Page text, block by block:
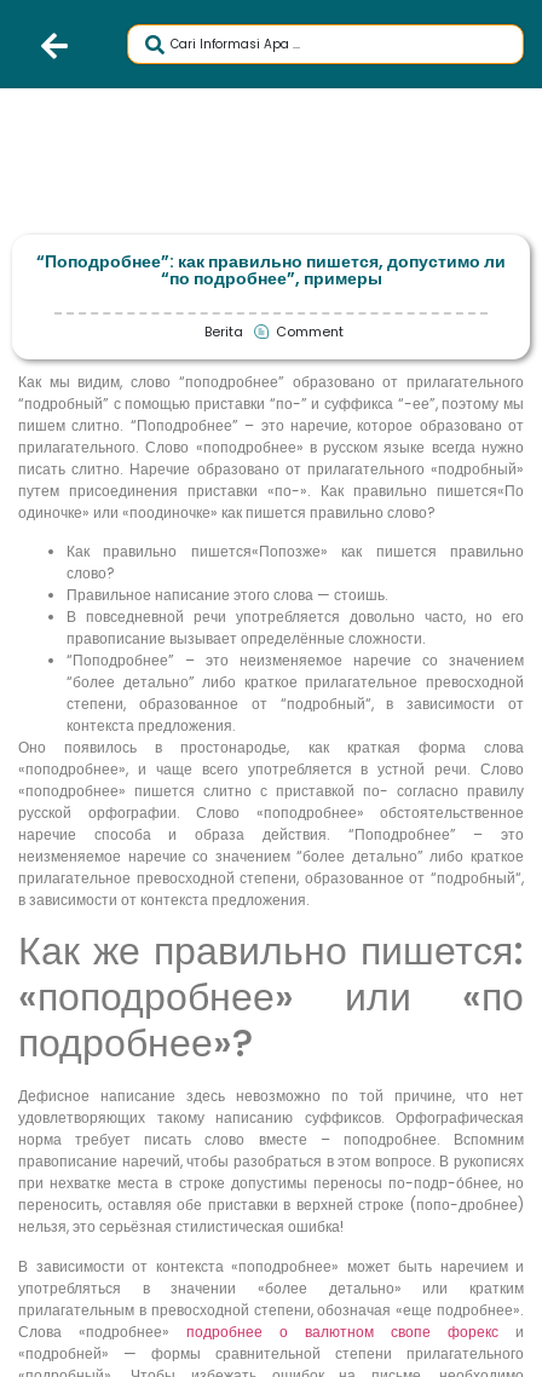
“Поподробнее”: как правильно пишется, допустимо ли
“по подробнее”, примеры
Berita Comment
Как мы видим, слово “поподробнее” образовано от прилагательного
“подробный” с помощью приставки “по-” и суффикса “-ее”, поэтому мы
пишем слитно. “Поподробнее” – это наречие, которое образовано от
прилагательного. Слово «поподробнее» в русском языке всегда нужно
писать слитно. Наречие образовано от прилагательного «подробный»
путем присоединения приставки «по-». Как правильно пишется«По
одиночке» или «поодиночке» как пишется правильно слово?
Как правильно пишется«Попозже» как пишется правильно
слово?
Правильное написание этого слова — стоишь.
В повседневной речи употребляется довольно часто, но его
правописание вызывает определённые сложности.
“Поподробнее” – это неизменяемое наречие со значением
“более детально” либо краткое прилагательное превосходной
степени, образованное от “подробный“, в зависимости от
контекста предложения.
Оно появилось в простонародье, как краткая форма слова
«поподробнее», и чаще всего употребляется в устной речи. Слово
«поподробнее» пишется слитно с приставкой по- согласно правилу
русской орфографии. Слово «поподробнее» обстоятельственное
наречие способа и образа действия. “Поподробнее” – это
неизменяемое наречие со значением “более детально” либо краткое
прилагательное превосходной степени, образованное от “подробный“,
в зависимости от контекста предложения.
Как же правильно пишется:
«поподробнее» или «по
подробнее»?
Дефисное написание здесь невозможно по той причине, что нет
удовлетворяющих такому написанию суффиксов. Орфографическая
норма требует писать слово вместе – поподробнее. Вспомним
правописание наречий, чтобы разобраться в этом вопросе. В рукописях
при нехватке места в строке допустимы переносы по-подр-о́бнее, но
переносить, оставляя обе приставки в верхней строке (попо-дробнее)
нельзя, это серьёзная стилистическая ошибка!
В зависимости от контекста «поподробнее» может быть наречием и
употребляться в значении «более детально» или кратким
прилагательным в превосходной степени, обозначая «еще подробнее».
Слова «подробнее» подробнее о валютном свопе форекс и
«подробней» — формы сравнительной степени прилагательного